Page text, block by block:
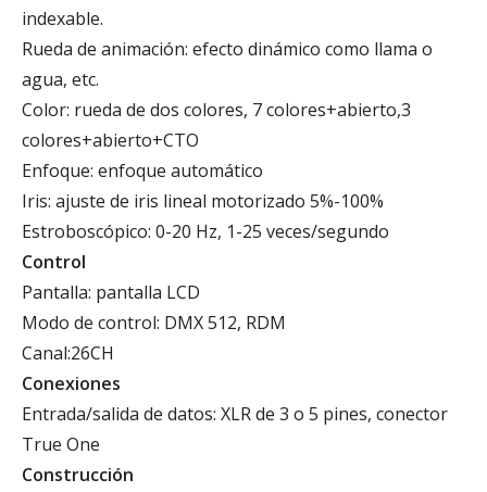
indexable.
Rueda de animación: efecto dinámico como llama o
agua, etc.
Color: rueda de dos colores, 7 colores+abierto,3
colores+abierto+CTO
Enfoque: enfoque automático
Iris: ajuste de iris lineal motorizado 5%-100%
Estroboscópico: 0-20 Hz, 1-25 veces/segundo
Control
Pantalla: pantalla LCD
Modo de control: DMX 512, RDM
Canal:26CH
Conexiones
Entrada/salida de datos: XLR de 3 o 5 pines, conector
True One
Construcción